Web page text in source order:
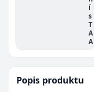
í
s
T
A
A
Popis produktu